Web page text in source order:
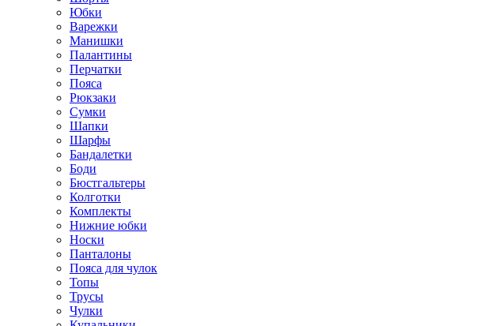
Юбки
Варежки
Манишки
Палантины
Перчатки
Пояса
Рюкзаки
Сумки
Шапки
Шарфы
Бандалетки
Боди
Бюстгальтеры
Колготки
Комплекты
Нижние юбки
Носки
Панталоны
Поясa для чулок
Топы
Трусы
Чулки